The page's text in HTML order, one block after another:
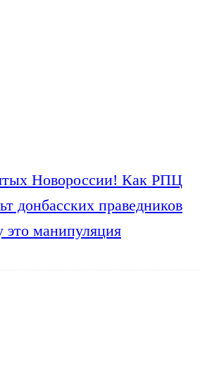
Новороссии! Как РПЦ
донбасских праведников
манипуляция